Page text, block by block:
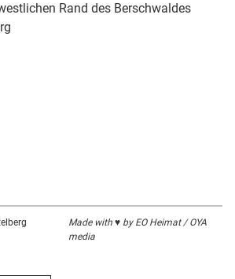
Rand des Berschwaldes
Made with ♥ by EO Heimat / OYA
media